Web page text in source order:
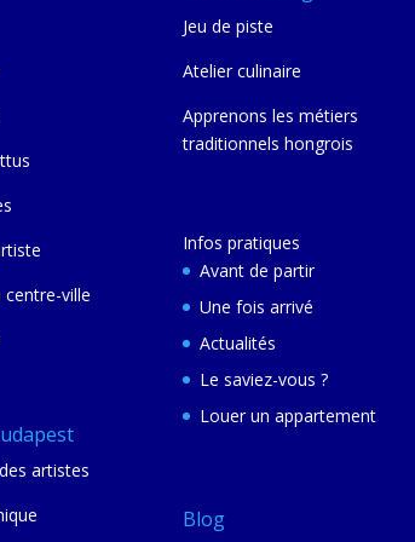
centre-ville
artistes
Jeu de piste
Atelier culinaire
Apprenons les métiers
traditionnels hongrois
Infos pratiques
Avant de partir
Une fois arrivé
Actualités
Le saviez-vous ?
Louer un appartement
Blog